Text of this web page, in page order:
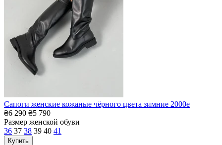
Сапоги женские кожаные чёрного цвета зимние 2000е
₴6 290 ₴5 790
Размер женской обуви
36 37 38 39 40 41
Купить